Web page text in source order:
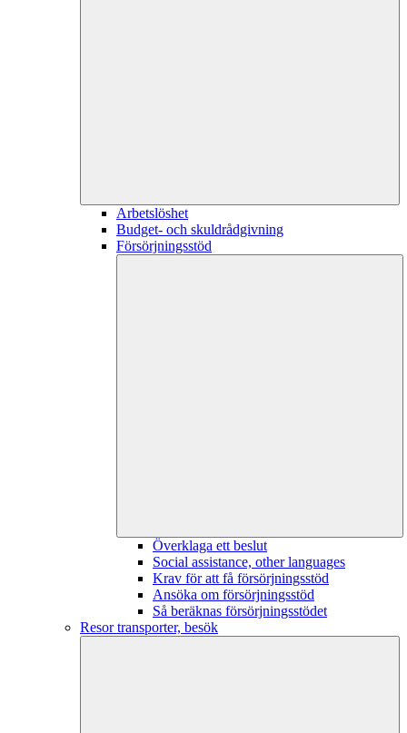
Arbetslöshet
Budget- och skuldrådgivning
Försörjningsstöd
Överklaga ett beslut
Social assistance, other languages
Krav för att få försörjningsstöd
Ansöka om försörjningsstöd
Så beräknas försörjningsstödet
Resor transporter, besök